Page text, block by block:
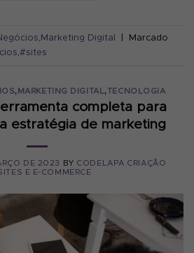
, Marketing Digital
Marcado
,#sites
, MARKETING DIGITAL,TECNOLOGIA
completa para
estratégia de marketing
DE 2023 BY CODELAPA CRIAÇÃO
E E-COMMERCE